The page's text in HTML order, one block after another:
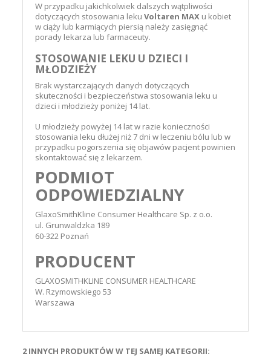
W przypadku jakichkolwiek dalszych wątpliwości
dotyczących stosowania lekuVoltaren MAX u kobiet
w ciąży lub karmiących piersią należy zasięgnąć
porady lekarza lub farmaceuty.
STOSOWANIE LEKU U DZIECI I
MŁODZIEŻY
Brak wystarczających danych dotyczących
skuteczności i bezpieczeństwa stosowania leku u
dzieci i młodzieży poniżej 14 lat.
U młodzieży powyżej 14 lat w razie konieczności
stosowania leku dłużej niż 7 dni w leczeniu bólu lub w
przypadku pogorszenia się objawów pacjent powinien
skontaktować się z lekarzem.
PODMIOT
ODPOWIEDZIALNY
GlaxoSmithKline Consumer Healthcare Sp. z o.o.
ul. Grunwaldzka 189
60-322 Poznań
PRODUCENT
GLAXOSMITHKLINE CONSUMER HEALTHCARE
W. Rzymowskiego 53
Warszawa
2 INNYCH PRODUKTÓW W TEJ SAMEJ KATEGORII: